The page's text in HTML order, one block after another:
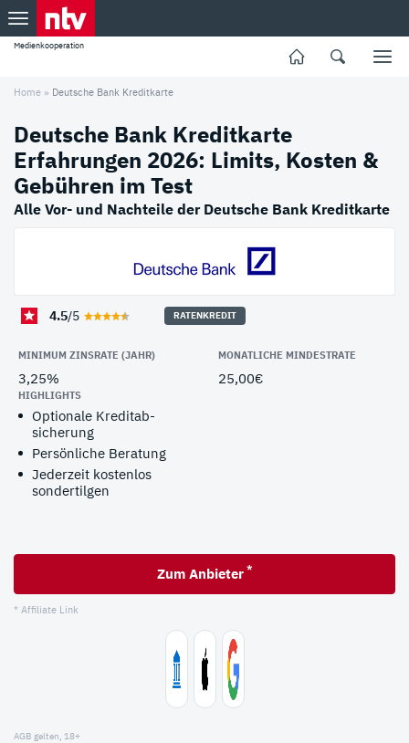
Medienkooperation
Home » Deutsche Bank Kreditkarte
Deutsche Bank Kreditkarte
Erfahrungen 2026: Limits, Kosten &
Gebühren im Test
Alle Vor- und Nachteile der Deutsche Bank Kreditkarte
RATENKREDIT
4.5/5
MINIMUM ZINSRATE (JAHR)
3,25%
MONATLICHE MINDESTRATE
25,00€
HIGHLIGHTS
Optionale Kredit­ab­
sicherung
Persönliche Beratung
Jederzeit kostenlos
sondertilgen
Zum Anbieter *
* Affiliate Link
AGB gelten, 18+